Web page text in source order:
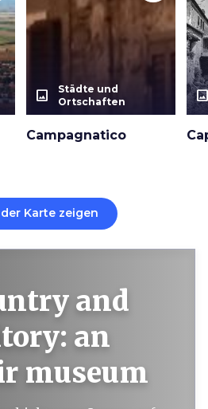
photo_size_select_actual
Städte und
Ortschaften
Campagnatico
Karte zeigen
and
an
museum